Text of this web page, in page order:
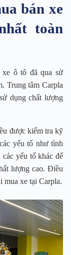
bán xe
toàn
xe ô tô đã qua sử
Trung tâm Carpla
dụng chất lượng
được kiểm tra kỹ
yếu tố như tình
yếu tố khác để
lượng cao. Điều
mua xe tại Carpla.